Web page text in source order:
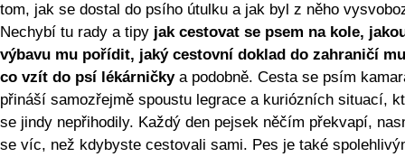
tom, jak se dostal do psího útulku a jak byl z něho
Nechybí tu rady a tipy jak cestovat se psem na kole,
výbavu mu pořídit, jaký cestovní doklad do zahraničí
co vzít do psí lékárničkya podobně. Cesta se psím
přináší samozřejmě spoustu legrace a kuriózních situací,
se jindy nepřihodily. Každý den pejsek něčím překvapí,
se víc, než kdybyste cestovali sami. Pes je také